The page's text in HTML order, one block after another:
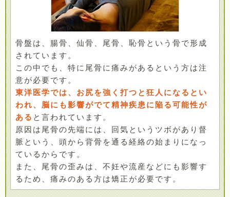
骨盤は、腸骨、仙骨、尾骨、恥骨という骨で形成
されています。
この中でも、特に尾骨に痛みがあるという方は注
意が必要です。
東洋医学では、お尻を強く打つと狂人になるとい
われ、脳にも影響がでて精神疾患に陥る可能性が
ある と言われています。
原因は尾骨の先端には、回気というツボがあり督
脈という、頭から背骨を通る経絡の始まりになっ
ているからです。
また、尾骨の歪みは、不妊や流産などにも影響す
るため、痛みのある方は矯正が必要です。